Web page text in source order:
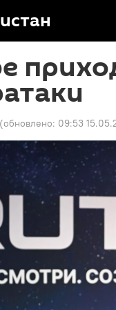
(обновлено: 09:53